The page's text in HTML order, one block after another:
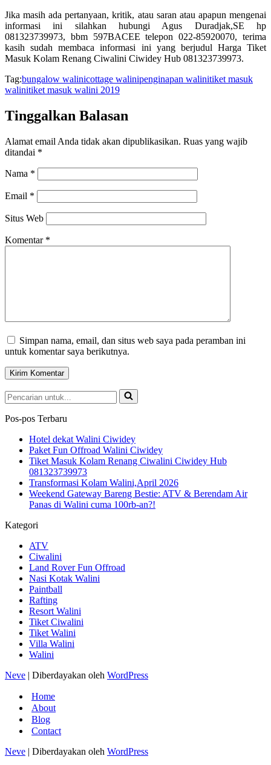
Jika masih ada pertanyaan, kritik, atau saran atau apapun mengenai
informasi ini silahkan hubungi Agus Duradjak,SE hp
081323739973, bbm 597BACEE telepon 022-85920070, terima
kasih sudah membaca informasi ini yang berjudul Harga Tiket
Masuk Kolam Renang Ciwalini Ciwidey Hub 081323739973.
Tag:bungalow walinicottage walinipenginapan walinitiket masuk
walinitiket masuk walini 2019
Tinggalkan Balasan
Alamat email Anda tidak akan dipublikasikan. Ruas yang wajib
ditandai *
Nama *
Email *
Situs Web
Komentar *
Simpan nama, email, dan situs web saya pada peramban ini
untuk komentar saya berikutnya.
Pencarian
untuk...
Pos-pos Terbaru
Hotel dekat Walini Ciwidey
Paket Fun Offroad Walini Ciwidey
Tiket Masuk Kolam Renang Ciwalini Ciwidey Hub
081323739973
Transformasi Kolam Walini,April 2026
Weekend Gateway Bareng Bestie: ATV & Berendam Air
Panas di Walini cuma 100rb-an?!
Kategori
ATV
Ciwalini
Land Rover Fun Offroad
Nasi Kotak Walini
Paintball
Rafting
Resort Walini
Tiket Ciwalini
Tiket Walini
Villa Walini
Walini
Neve | Diberdayakan oleh WordPress
Home
About
Blog
Contact
Neve | Diberdayakan oleh WordPress